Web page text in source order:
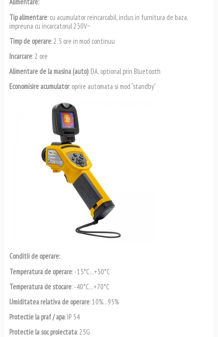
Tip alimentare: cu acumulator reincarcabil, inclus in furnitura de baza,
impreuna cu incarcatorul 230V~
Timp de operare: 2.5 ore in mod continuu
Incarcare: 2 ore
Alimentare de la masina (auto): DA, optional prin Bluetooth
Economisire acumulator: oprire automata si mod “standby”
Conditii de operare:
Temperatura de operare: -15°C…+50°C
Temperatura de stocare: -40°C…+70°C
Umiditatea relativa de operare: 10%…95%
Protectie la praf / apa: IP 54
Protectie la soc proiectata: 25G